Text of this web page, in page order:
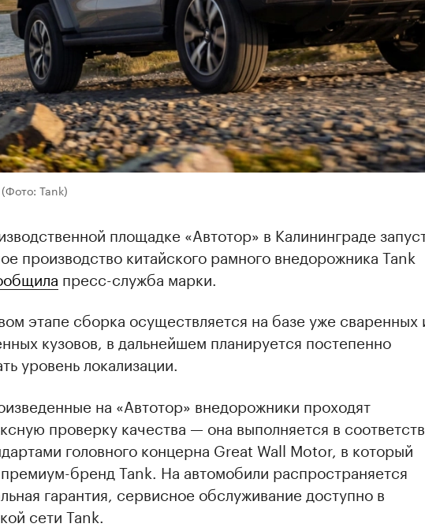
(Фото: Tank)
площадке «Автотор» в Калининграде
производство китайского рамного внедорожника Tank
пресс-служба марки.
этапе сборка осуществляется на базе уже сваренных
кузовов, в дальнейшем планируется постепенно
уровень локализации.
на «Автотор» внедорожники проходят
проверку качества — она выполняется в
головного концерна Great Wall Motor, в который
бренд Tank. На автомобили распространяется
гарантия, сервисное обслуживание доступно в
сети Tank.